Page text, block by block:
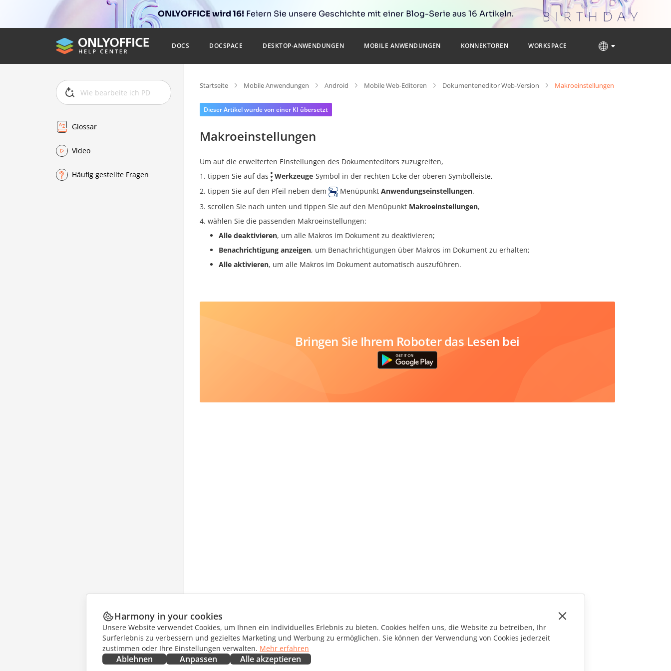
ONLYOFFICE wird 16! Feiern Sie unsere Geschichte mit einer Blog-Serie aus 16 Artikeln.
DOCS DOCSPACE DESKTOP-ANWENDUNGEN MOBILE ANWENDUNGEN KONNEKTOREN WORKSPACE
Glossar
Video
Häufig gestellte Fragen
Startseite Mobile Anwendungen Android Mobile Web-Editoren Dokumenteneditor Web-Version Makroeinstellungen
Dieser Artikel wurde von einer KI übersetzt
Makroeinstellungen
Um auf die erweiterten Einstellungen des Dokumenteditors zuzugreifen,
tippen Sie auf das
Werkzeuge-Symbol in der rechten Ecke der oberen Symbolleiste,
tippen Sie auf den Pfeil neben dem
Menüpunkt Anwendungseinstellungen.
scrollen Sie nach unten und tippen Sie auf den Menüpunkt Makroeinstellungen,
wählen Sie die passenden Makroeinstellungen:
Alle deaktivieren, um alle Makros im Dokument zu deaktivieren;
Benachrichtigung anzeigen, um Benachrichtigungen über Makros im Dokument zu erhalten;
Alle aktivieren, um alle Makros im Dokument automatisch auszuführen.
Bringen Sie Ihrem Roboter das Lesen bei
Harmony in your cookies
Unsere Website verwendet Cookies, um Ihnen ein individuelles Erlebnis zu bieten. Cookies helfen uns, die Website zu betreiben, Ihr
Surferlebnis zu verbessern und gezieltes Marketing und Werbung zu ermöglichen. Sie können der Verwendung von Cookies jederzeit
zustimmen oder Ihre Einstellungen verwalten. Mehr erfahren
Ablehnen Anpassen Alle akzeptieren